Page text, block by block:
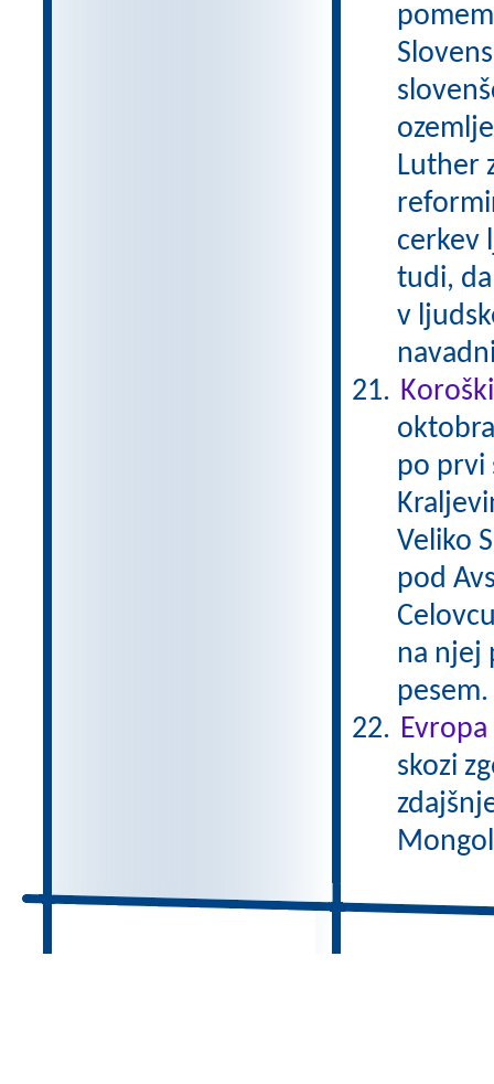
Luther
cerkev
tudi,
v
po prvi
Veliko
pod
na njej
pesem.
skozi